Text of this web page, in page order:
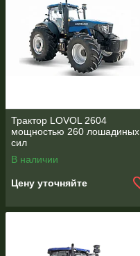
Трактор LOVOL 2604
мощностью 260 лошадиных
сил
В наличии
Цену уточняйте